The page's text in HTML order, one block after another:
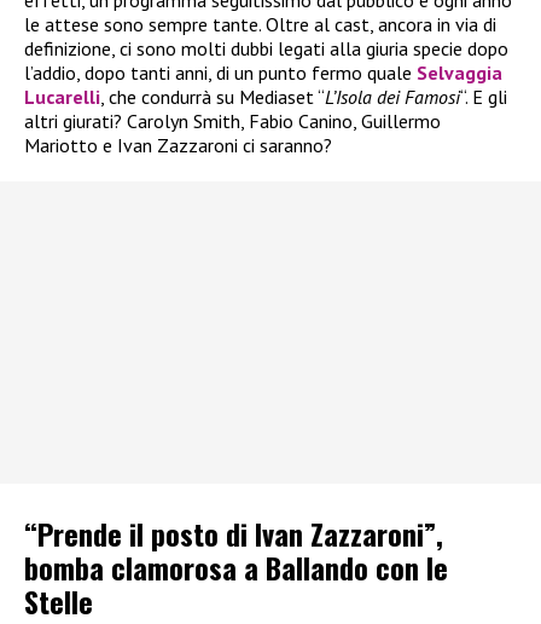
le attese sono sempre tante. Oltre al cast, ancora in via di
definizione, ci sono molti dubbi legati alla giuria specie dopo
l’addio, dopo tanti anni, di un punto fermo quale Selvaggia
Lucarelli, che condurrà su Mediaset “L’Isola dei Famosi“. E gli
altri giurati? Carolyn Smith, Fabio Canino, Guillermo
Mariotto e Ivan Zazzaroni ci saranno?
“Prende il posto di Ivan Zazzaroni”,
bomba clamorosa a Ballando con le
Stelle